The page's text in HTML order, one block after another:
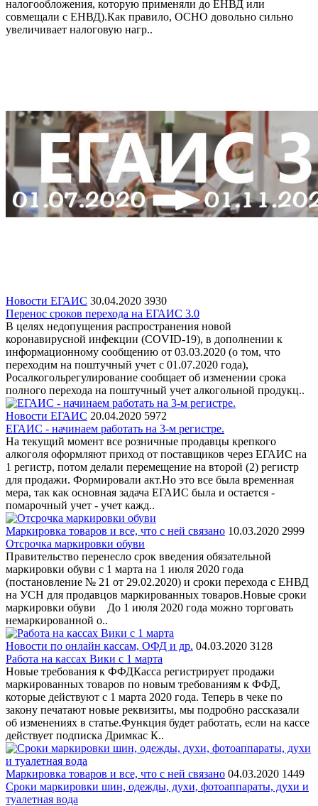
налогообложения, которую применяли до ЕНВД или
совмещали с ЕНВД).Как правило, ОСНО довольно сильно
увеличивает налоговую нагр..
Новости ЕГАИС 30.04.2020 3930
Перенос сроков перехода на ЕГАИС 3.0
В целях недопущения распространения новой
коронавирусной инфекции (COVID-19), в дополнении к
информационному сообщению от 03.03.2020 (о том, что
переходим на поштучный учет с 01.07.2020 года),
Росалкогольрегулирование сообщает об изменении срока
полного перехода на поштучный учет алкогольной продукц..
Новости ЕГАИС 20.04.2020 5972
ЕГАИС - начинаем работать на 3-м регистре.
На текущий момент все розничные продавцы крепкого
алкоголя оформляют приход от поставщиков через ЕГАИС на
1 регистр, потом делали перемещение на второй (2) регистр
для продажи. Формировали акт.Но это все была временная
мера, так как основная задача ЕГАИС была и остается -
помарочный учет - учет кажд..
Маркировка товаров и все, что с ней связано 10.03.2020 2999
Отсрочка маркировки обуви
Правительство перенесло срок введения обязательной
маркировки обуви с 1 марта на 1 июля 2020 года
(постановление № 21 от 29.02.2020) и сроки перехода с ЕНВД
на УСН для продавцов маркированных товаров.Новые сроки
маркировки обуви До 1 июля 2020 года можно торговать
немаркированной о..
Новости по онлайн кассам, ОФД и др. 04.03.2020 3128
Работа на кассах Вики с 1 марта
Новые требования к ФФДКасса регистрирует продажи
маркированных товаров по новым требованиям к ФФД,
которые действуют с 1 марта 2020 года. Теперь в чеке по
закону печатают новые реквизиты, мы подробно рассказали
об изменениях в статье.Функция будет работать, если на кассе
действует подписка Дримкас К..
Маркировка товаров и все, что с ней связано 04.03.2020 1449
Сроки маркировки шин, одежды, духи, фотоаппараты, духи и
туалетная вода